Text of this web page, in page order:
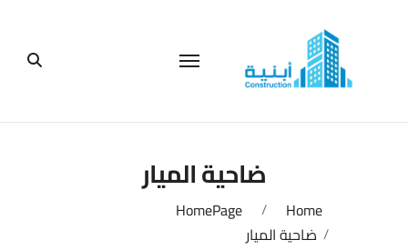
ضاحية الميار
Home
HomePage
ضاحية الميار